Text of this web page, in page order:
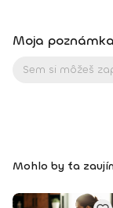
@andrea_mindfulflow Dosiahnuté vzdelanie: •
IYN certificate –
academy), Trnava, 2004 • Kurz tanečnej a
Moja poznámka
Mohlo by ťa